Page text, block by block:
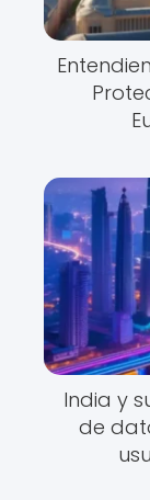
India y
de